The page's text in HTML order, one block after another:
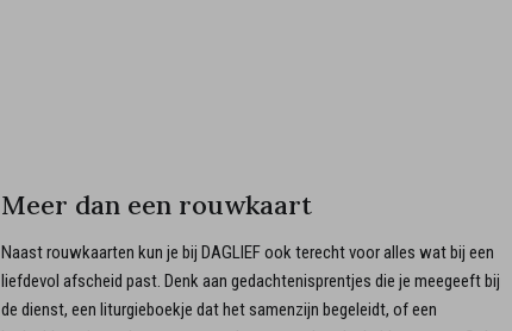
Meer dan een rouwkaart
Naast rouwkaarten kun je bij DAGLIEF ook terecht voor alles wat bij een
liefdevol afscheid past. Denk aan gedachtenisprentjes die je meegeeft bij
de dienst, een liturgieboekje dat het samenzijn begeleidt, of een